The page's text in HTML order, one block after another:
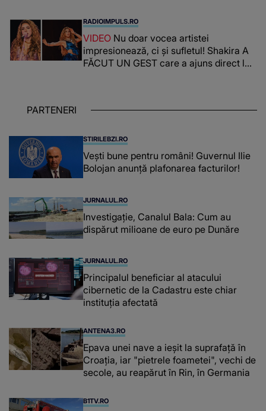
CREDEA CĂ VA VEDEA AȘA CEVA: "Fix
în fața unui..."
RADIOIMPULS.RO
VIDEO Nu doar vocea artistei
impresionează, ci și sufletul! Shakira A
FĂCUT UN GEST care a ajuns direct la
așteptând oportunitatea
PARTENERI
STIRILEBZI.RO
Vești bune pentru români! Guvernul Ilie
Bolojan anunță plafonarea facturilor!
JURNALUL.RO
Investigație, Canalul Bala: Cum au
dispărut milioane de euro pe Dunăre
JURNALUL.RO
Principalul beneficiar al atacului
cibernetic de la Cadastru este chiar
instituţia afectată
ANTENA3.RO
Epava unei nave a ieșit la suprafață în
Croația, iar "pietrele foametei", vechi de
secole, au reapărut în Rin, în Germania
B1TV.RO